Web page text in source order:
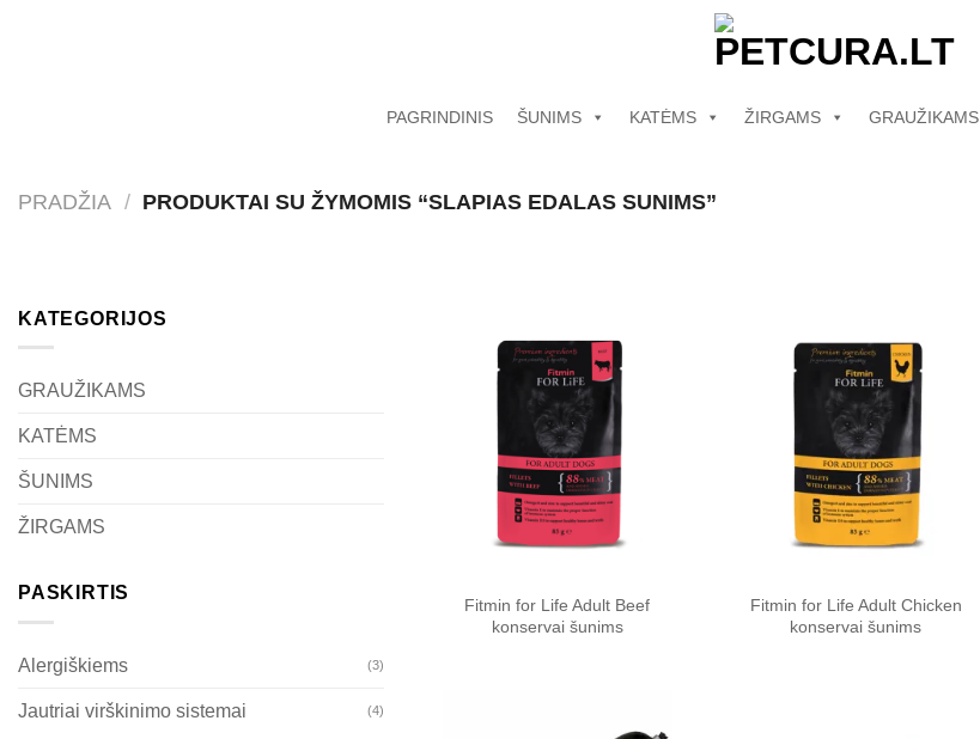
PAGRINDINIS ŠUNIMS KATĖMS ŽIRGAMS GRAUŽIKAMS
PRADŽIA / PRODUKTAI SU ŽYMOMIS “SLAPIAS EDALAS SUNIMS”
KATEGORIJOS
GRAUŽIKAMS
KATĖMS
ŠUNIMS
ŽIRGAMS
PASKIRTIS
Alergiškiems (3)
Jautriai virškinimo sistemai (4)
produktą
Fitmin for Life Adult Beef
konservai šunims
Pamėgti
Fitmin for Life Adult Chicken
konservai šunims